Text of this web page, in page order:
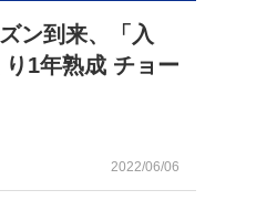
ン到来、「入
1年熟成 チョー
2022/06/06